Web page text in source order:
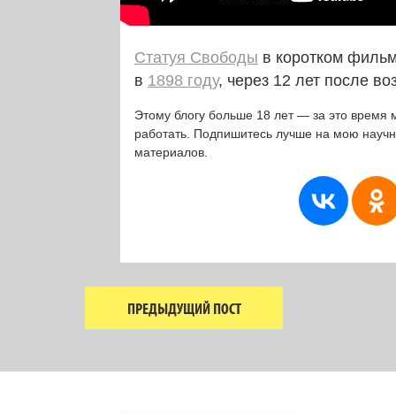
Статуя Свободы в коротком
в 1898 году, через 12 лет после
Этому блогу больше 18 лет — за это время
работать. Подпишитесь лучше на мою
материалов.
ПРЕДЫДУЩИЙ ПОСТ